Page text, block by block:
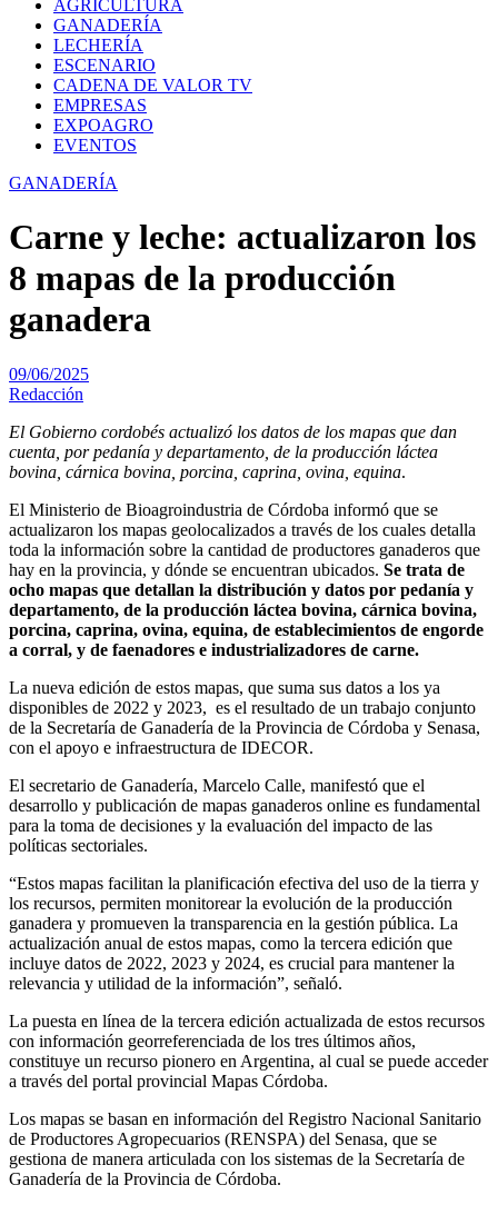
AGRICULTURA
GANADERÍA
LECHERÍA
ESCENARIO
CADENA DE VALOR TV
EMPRESAS
EXPOAGRO
EVENTOS
GANADERÍA
Carne y leche: actualizaron los
8 mapas de la producción
ganadera
09/06/2025
Redacción
El Gobierno cordobés actualizó los datos de los mapas que dan
cuenta, por pedanía y departamento, de la producción láctea
bovina, cárnica bovina, porcina, caprina, ovina, equina.
El Ministerio de Bioagroindustria de Córdoba informó que se
actualizaron los mapas geolocalizados a través de los cuales detalla
toda la información sobre la cantidad de productores ganaderos que
hay en la provincia, y dónde se encuentran ubicados. Se trata de
ocho mapas que detallan la distribución y datos por pedanía y
departamento, de la producción láctea bovina, cárnica bovina,
porcina, caprina, ovina, equina, de establecimientos de engorde
a corral, y de faenadores e industrializadores de carne.
La nueva edición de estos mapas, que suma sus datos a los ya
disponibles de 2022 y 2023, es el resultado de un trabajo conjunto
de la Secretaría de Ganadería de la Provincia de Córdoba y Senasa,
con el apoyo e infraestructura de IDECOR.
El secretario de Ganadería, Marcelo Calle, manifestó que el
desarrollo y publicación de mapas ganaderos online es fundamental
para la toma de decisiones y la evaluación del impacto de las
políticas sectoriales.
“Estos mapas facilitan la planificación efectiva del uso de la tierra y
los recursos, permiten monitorear la evolución de la producción
ganadera y promueven la transparencia en la gestión pública. La
actualización anual de estos mapas, como la tercera edición que
incluye datos de 2022, 2023 y 2024, es crucial para mantener la
relevancia y utilidad de la información”, señaló.
La puesta en línea de la tercera edición actualizada de estos recursos
con información georreferenciada de los tres últimos años,
constituye un recurso pionero en Argentina, al cual se puede acceder
a través del portal provincial Mapas Córdoba.
Los mapas se basan en información del Registro Nacional Sanitario
de Productores Agropecuarios (RENSPA) del Senasa, que se
gestiona de manera articulada con los sistemas de la Secretaría de
Ganadería de la Provincia de Córdoba.